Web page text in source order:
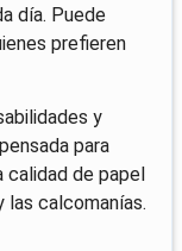
día. Puede
prefieren
y
para
calidad de papel
calcomanías.